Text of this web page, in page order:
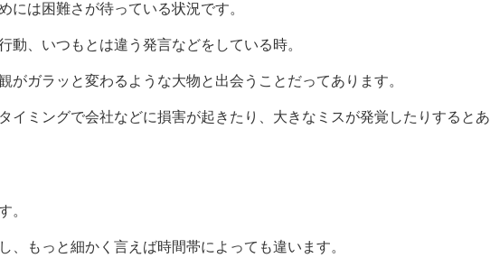
には困難さが待っている状況です。
動、いつもとは違う発言などをしている時。
がガラッと変わるような大物と出会うことだってあります。
イミングで会社などに損害が起きたり、大きなミスが発覚したりするとあ
。
、もっと細かく言えば時間帯によっても違います。